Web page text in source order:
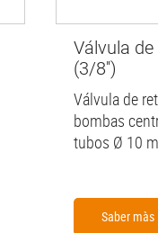
Válvula
(3/8'')
Válvula de
bombas
tubos Ø 10
Saber màs